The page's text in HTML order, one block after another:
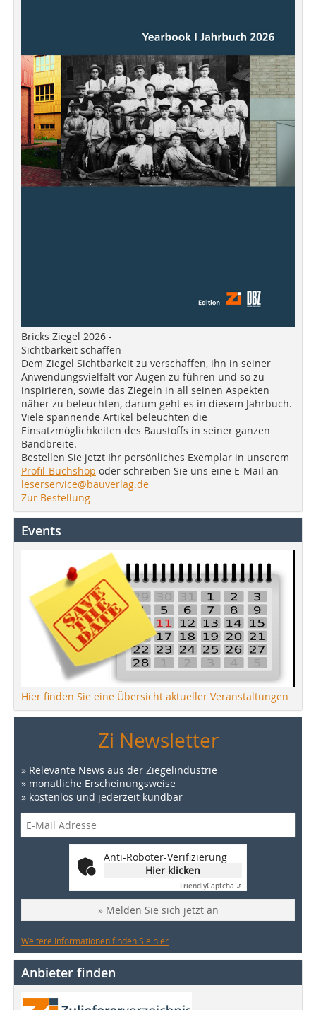
Bricks Ziegel 2026 -
Sichtbarkeit schaffen
Dem Ziegel Sichtbarkeit zu verschaffen, ihn in seiner
Anwendungsvielfalt vor Augen zu führen und so zu
inspirieren, sowie das Ziegeln in all seinen Aspekten
näher zu beleuchten, darum geht es in diesem Jahrbuch.
Viele spannende Artikel beleuchten die
Einsatzmöglichkeiten des Baustoffs in seiner ganzen
Bandbreite.
Bestellen Sie jetzt Ihr persönliches Exemplar in unserem
Profil-Buchshop oder schreiben Sie uns eine E-Mail an
leserservice@bauverlag.de
Zur Bestellung
Events
Hier finden Sie eine Übersicht aktueller Veranstaltungen
Zi Newsletter
» Relevante News aus der Ziegelindustrie
» monatliche Erscheinungsweise
» kostenlos und jederzeit kündbar
Anti-Roboter-Verifizierung
Hier klicken
FriendlyCaptcha ⇗
» Melden Sie sich jetzt an
Weitere Informationen finden Sie hier
Anbieter finden